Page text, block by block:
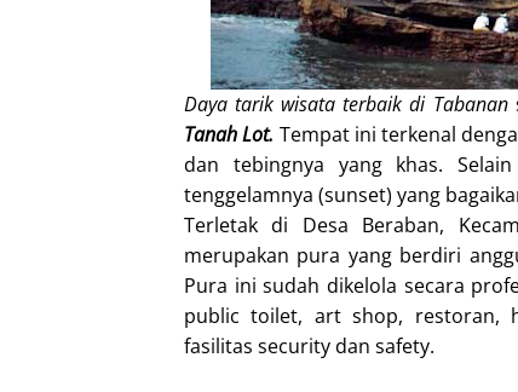
Daya tarik wisata terbaik di Tabanan
Tanah Lot. Tempat ini terkenal
dan tebingnya yang khas.
tenggelamnya (sunset) yang
Terletak di Desa Beraban,
merupakan pura yang berdiri
Pura ini sudah dikelola secara
public toilet, art shop, restoran,
fasilitas security dan safety.